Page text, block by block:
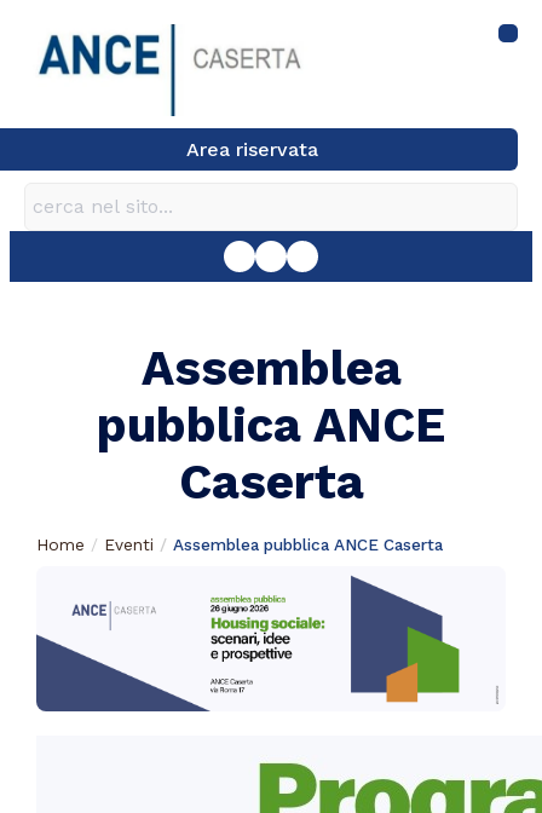
Area riservata
Assemblea
pubblica ANCE
Caserta
Home Eventi Assemblea pubblica ANCE Caserta